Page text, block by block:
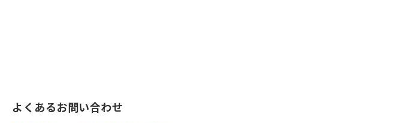
よくあるお問い合わせ